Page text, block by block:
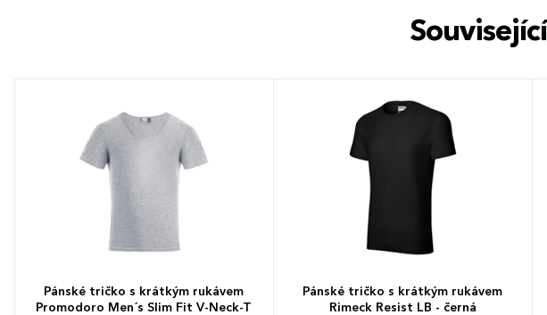
Související
Pánské tričko s krátkým rukávem
Promodoro Men´s Slim Fit V-Neck-T
Pánské tričko s krátkým rukávem
Rimeck Resist LB - černá